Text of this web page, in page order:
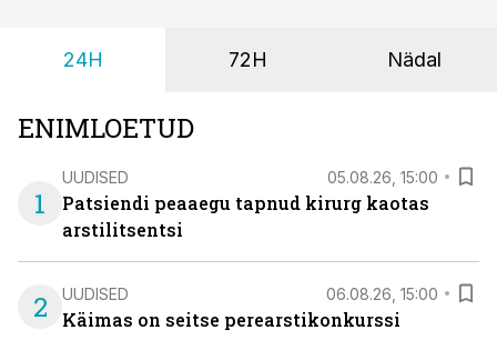
24H 72H Nädal
ENIMLOETUD
1
UUDISED 05.08.26, 15:00
Patsiendi peaaegu tapnud kirurg kaotas
arstilitsentsi
2 UUDISED 06.08.26, 15:00
Käimas on seitse perearstikonkurssi